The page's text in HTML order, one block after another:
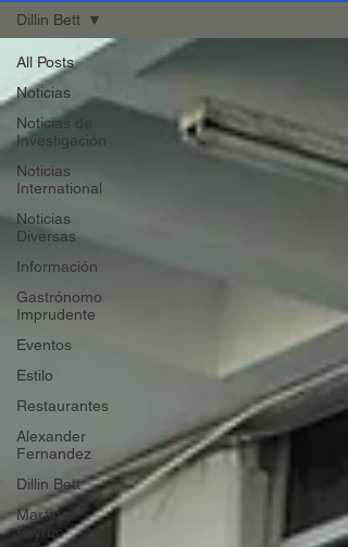
All Posts
Noticias
Noticias de
Investigación
Noticias
International
Noticias
Diversas
Información
Gastrónomo
Imprudente
Eventos
Estilo
Restaurantes
Alexander
Fernandez
Dillin Bett
Martin
Peyruc
Dillin Bett